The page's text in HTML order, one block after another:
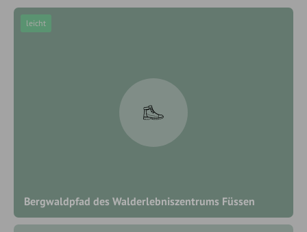
Bergwaldpfad des Walderlebniszentrums Füssen
leicht